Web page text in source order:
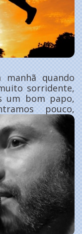
quando
sorridente,
um bom papo,
pouco,